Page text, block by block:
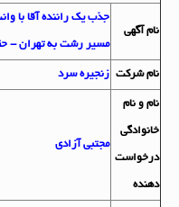
نام آگهي
جذب یک راننده آقا با
مسیر رشت به تهران - حقوق 3600 +
نام شرکت زنجیره سرد
نام و نام
خانوادگي
درخواست
دهنده
مجتبی آزادی